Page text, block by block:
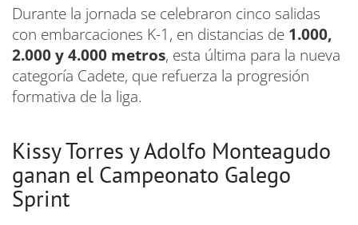
Durante la jornada se celebraron cinco salidas
con embarcaciones K-1, en distancias de 1.000,
2.000 y 4.000 metros, esta última para la nueva
categoría Cadete, que refuerza la progresión
formativa de la liga.
Kissy Torres y Adolfo Monteagudo
ganan el Campeonato Galego
Sprint